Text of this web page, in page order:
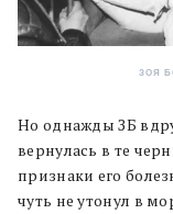
ЗОЯ
Но однажды ЗБ
вернулась в те
признаки его
чуть не утонул в